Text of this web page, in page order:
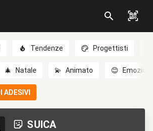
Tendenze Progettisti
🎄 Natale 💫 Animato 😊 Emozioni
ADESIVI
SUICA